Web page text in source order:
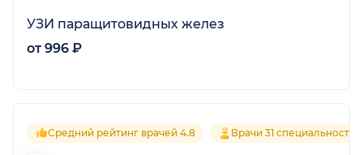
УЗИ паращитовидных желез
от 996 ₽
Средний рейтинг врачей 4.8 Врачи 31 специальностей